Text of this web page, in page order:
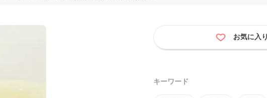
お気に入り
キーワード